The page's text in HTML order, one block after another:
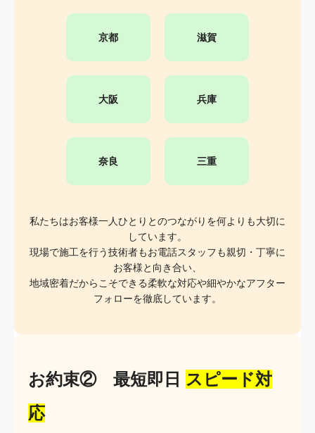
京都 滋賀
大阪 兵庫
奈良 三重
私たちはお客様一人ひとりとのつながりを何よりも大切に
しています。
現場で施工を行う技術者もお電話スタッフも親切・丁寧に
お客様と向き合い、
地域密着だからこそできる柔軟な対応や細やかなアフター
フォローを徹底しています。
お約束② 最短即日 スピード対
応